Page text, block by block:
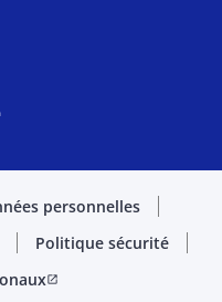
personnelles
Politique sécurité
open_in_new